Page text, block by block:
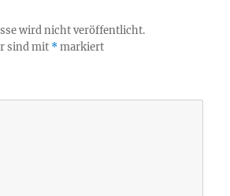
wird nicht veröffentlicht.
sind mit *markiert